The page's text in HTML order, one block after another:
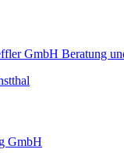
GmbH Beratung
GmbH